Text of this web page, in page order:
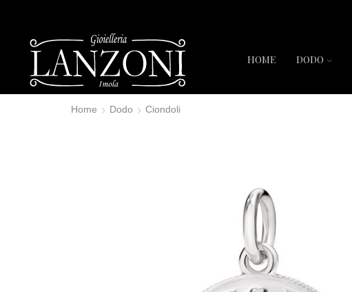
HOME DODO
Home Dodo Ciondoli